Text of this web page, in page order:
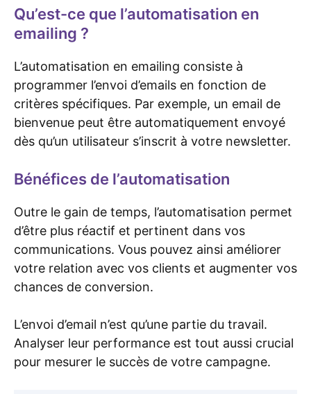
Qu’est-ce que l’automatisation en
emailing ?
L’automatisation en emailing consiste à
programmer l’envoi d’emails en fonction de
critères spécifiques. Par exemple, un email de
bienvenue peut être automatiquement envoyé
dès qu’un utilisateur s’inscrit à votre newsletter.
Bénéfices de l’automatisation
Outre le gain de temps, l’automatisation permet
d’être plus réactif et pertinent dans vos
communications. Vous pouvez ainsi améliorer
votre relation avec vos clients et augmenter vos
chances de conversion.
L’envoi d’email n’est qu’une partie du travail.
Analyser leur performance est tout aussi crucial
pour mesurer le succès de votre campagne.